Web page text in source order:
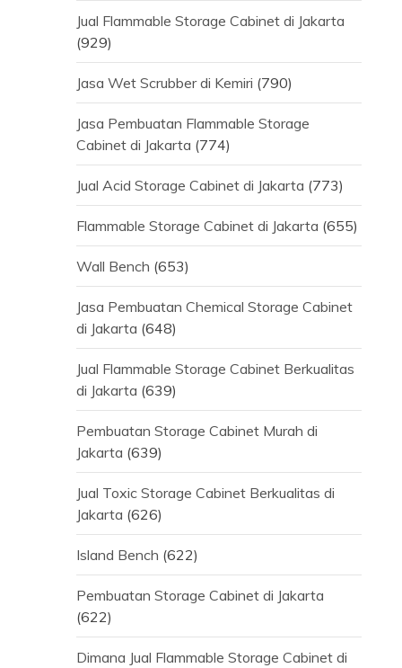
Jual Flammable Storage Cabinet di Jakarta
(929)
Jasa Wet Scrubber di Kemiri (790)
Jasa Pembuatan Flammable Storage
Cabinet di Jakarta (774)
Jual Acid Storage Cabinet di Jakarta (773)
Flammable Storage Cabinet di Jakarta (655)
Wall Bench (653)
Jasa Pembuatan Chemical Storage Cabinet
di Jakarta (648)
Jual Flammable Storage Cabinet Berkualitas
di Jakarta (639)
Pembuatan Storage Cabinet Murah di
Jakarta (639)
Jual Toxic Storage Cabinet Berkualitas di
Jakarta (626)
Island Bench (622)
Pembuatan Storage Cabinet di Jakarta
(622)
Dimana Jual Flammable Storage Cabinet di